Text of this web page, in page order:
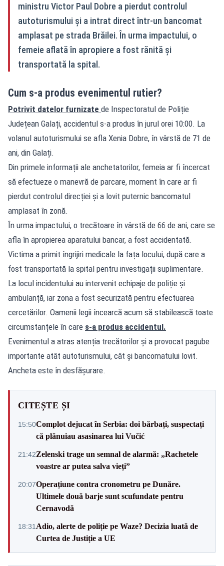
ministru Victor Paul Dobre a pierdut controlul
autoturismului și a intrat direct într-un bancomat
amplasat pe strada Brăilei. În urma impactului, o
femeie aflată în apropiere a fost rănită și
transportată la spital.
Cum s-a produs evenimentul rutier?
Potrivit datelor furnizate de Inspectoratul de Poliție
Județean Galați, accidentul s-a produs în jurul orei 10:00. La
volanul autoturismului se afla Xenia Dobre, în vârstă de 71 de
ani, din Galați.
Din primele informații ale anchetatorilor, femeia ar fi încercat
să efectueze o manevră de parcare, moment în care ar fi
pierdut controlul direcției și a lovit puternic bancomatul
amplasat în zonă.
În urma impactului, o trecătoare în vârstă de 66 de ani, care se
afla în apropierea aparatului bancar, a fost accidentată.
Victima a primit îngrijiri medicale la fața locului, după care a
fost transportată la spital pentru investigații suplimentare.
La locul incidentului au intervenit echipaje de poliție și
ambulanță, iar zona a fost securizată pentru efectuarea
cercetărilor. Oamenii legii încearcă acum să stabilească toate
circumstanțele în care s-a produs accidentul.
Evenimentul a atras atenția trecătorilor și a provocat pagube
importante atât autoturismului, cât și bancomatului lovit.
Ancheta este în desfășurare.
CITEȘTE ȘI
15:50Complot dejucat în Serbia: doi bărbați, suspectați
că plănuiau asasinarea lui Vučić
21:42Zelenski trage un semnal de alarmă: „Rachetele
voastre ar putea salva vieți”
20:07Operațiune contra cronometru pe Dunăre.
Ultimele două barje sunt scufundate pentru
Cernavodă
18:31 Adio, alerte de poliție pe Waze? Decizia luată de
Curtea de Justiție a UE